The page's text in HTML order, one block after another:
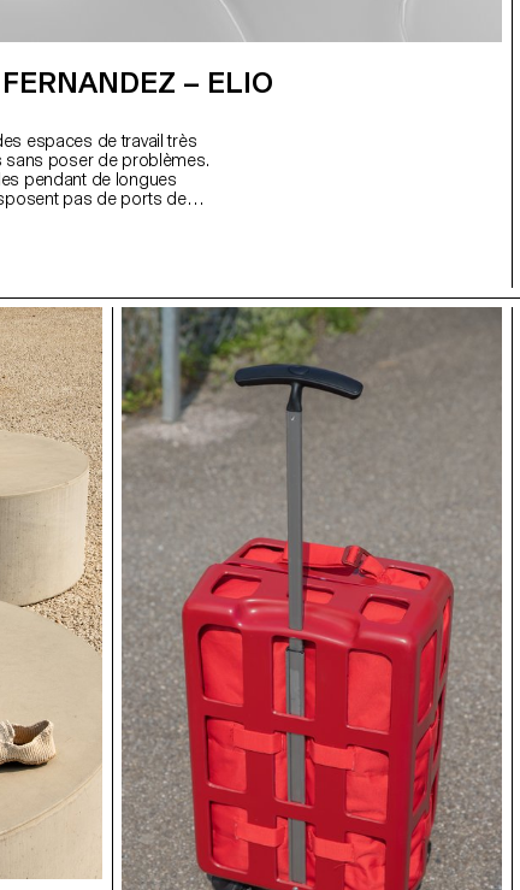
– ELIO
espaces de travail très
sans poser de problèmes.
pendant de longues
pas de ports de
un port USB-C pour
appareils mobiles,
Sa forme lisse et
base de chargement
permet aux cafés de
offrant un équilibre entre
de l'espace.